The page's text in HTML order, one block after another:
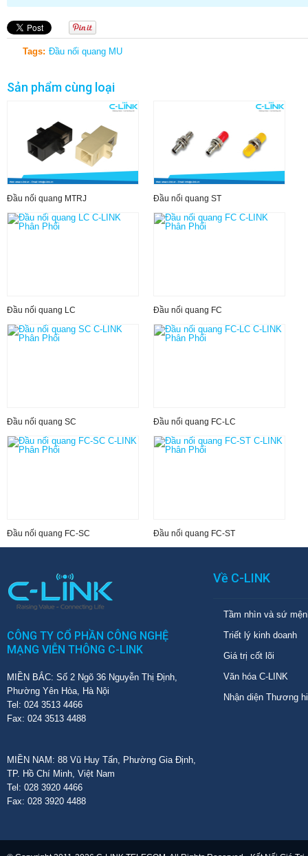
Tags: Đầu nối quang MU
Sản phẩm cùng loại
Đầu nối quang MTRJ Đầu nối quang ST
Đầu nối quang LC Đầu nối quang FC
Đầu nối quang SC Đầu nối quang FC-LC
Đầu nối quang FC-SC Đầu nối quang FC-ST
CÔNG TY CỔ PHẦN CÔNG NGHỆ
MẠNG VIỄN THÔNG C-LINK
MIỀN BẮC: Số 2 Ngõ 36 Nguyễn Thị Định,
Phường Yên Hòa, Hà Nội
Tel: 024 3513 4466
Fax: 024 3513 4488
MIỀN NAM: 88 Vũ Huy Tấn, Phường Gia Định,
TP. Hồ Chí Minh, Việt Nam
Tel: 028 3920 4466
Fax: 028 3920 4488
Về C-LINK
Tầm nhìn và sứ
Triết lý kinh doanh
Giá trị cốt lõi
Văn hóa C-LINK
Nhận diện Thương